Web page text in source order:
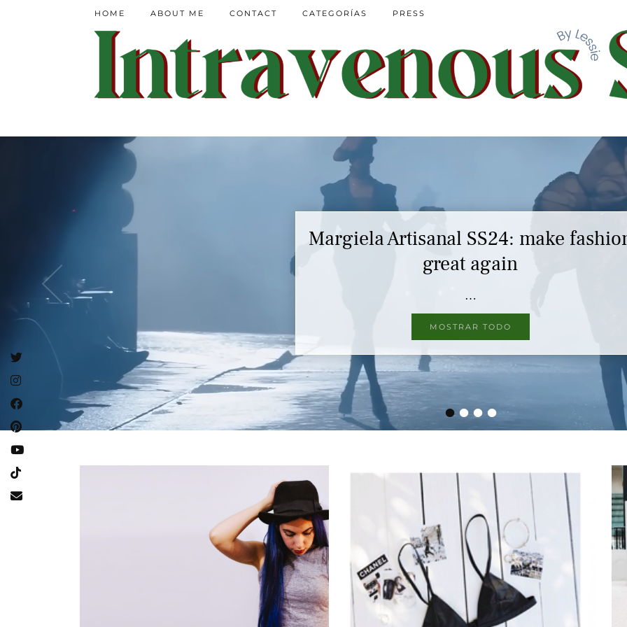
HOME ABOUT ME CONTACT CATEGORÍAS PRESS
••••
Margiela Artisanal SS24: make
great again
…
MOSTRAR TODO